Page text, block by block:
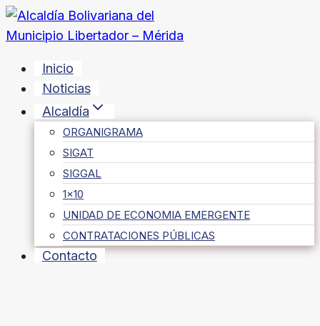
Saltar
al
Inicio
Noticias
Alcaldía
ORGANIGRAMA
SIGAT
SIGGAL
1×10
UNIDAD DE ECONOMIA EMERGENTE
CONTRATACIONES PÚBLICAS
Contacto